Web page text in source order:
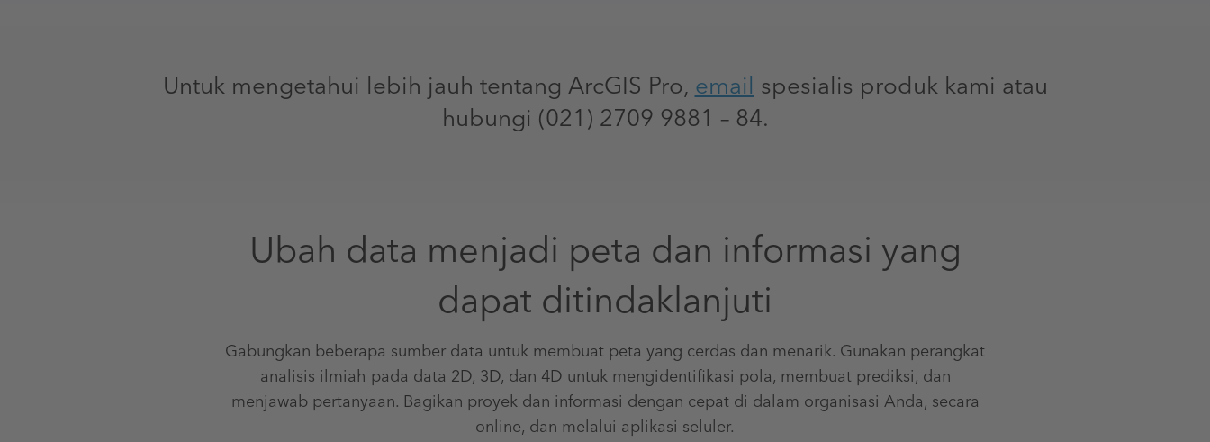
Untuk mengetahui lebih jauh tentang ArcGIS Pro,emailspesialis produk kami atau
hubungi (021) 2709 9881 – 84.
Ubah data menjadi peta dan informasi yang
dapat ditindaklanjuti
Gabungkan beberapa sumber data untuk membuat peta yang cerdas dan menarik. Gunakan perangkat
analisis ilmiah pada data 2D, 3D, dan 4D untuk mengidentifikasi pola, membuat prediksi, dan
menjawab pertanyaan. Bagikan proyek dan informasi dengan cepat di dalam organisasi Anda, secara
online, dan melalui aplikasi seluler.